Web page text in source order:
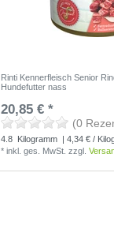
Rinti Kennerfleisch Senior
Hundefutter nass
20,85 € *
(0
4.8 Kilogramm | 4,34 € /
*inkl. ges. MwSt. zzgl.